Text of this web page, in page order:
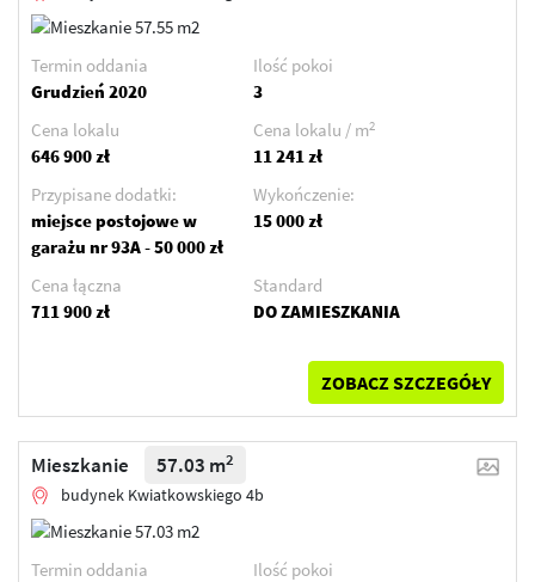
Termin oddania
Grudzień 2020
Ilość pokoi
3
Cena lokalu
646 900 zł
Cena lokalu / m2
11 241 zł
Przypisane dodatki:
miejsce postojowe w
garażu nr 93A - 50 000 zł
Wykończenie:
15 000 zł
Cena łączna
711 900 zł
Standard
DO ZAMIESZKANIA
ZOBACZ SZCZEGÓŁY
Mieszkanie 57.03 m2
budynek Kwiatkowskiego 4b
Termin oddania
Ilość pokoi